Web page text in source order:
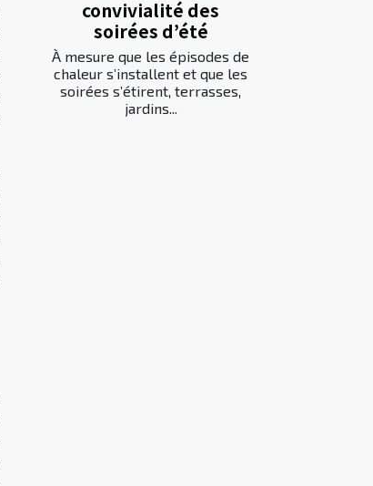
convivialité des
soirées d’été
À mesure que les épisodes de
chaleur s’installent et que les
soirées s’étirent, terrasses,
jardins...